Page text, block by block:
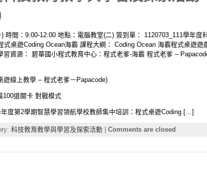
) 時間：9:00-12:00 地點：電腦教室(二) 簽到單： 1120703_111學年
式桌遊Coding Ocean海霸 課程大綱： Coding Ocean 海霸程式桌遊
習資源： 碧華國小程式教育中心：程式老爹-海霸 程式老爹 –
遊線上教學 – 程式老爹－Papacode)
100道關卡 對戰模式
度第2學期智慧學習領航學校教師集中培訓：程式桌遊Coding […]
科技教育教學與學習及探索活動 | Comments are closed